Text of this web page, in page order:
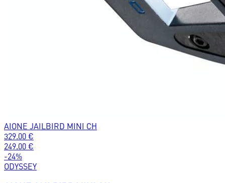
AIONE JAILBIRD MINI CH
329.00 €
249.00 €
-24%
ODYSSEY